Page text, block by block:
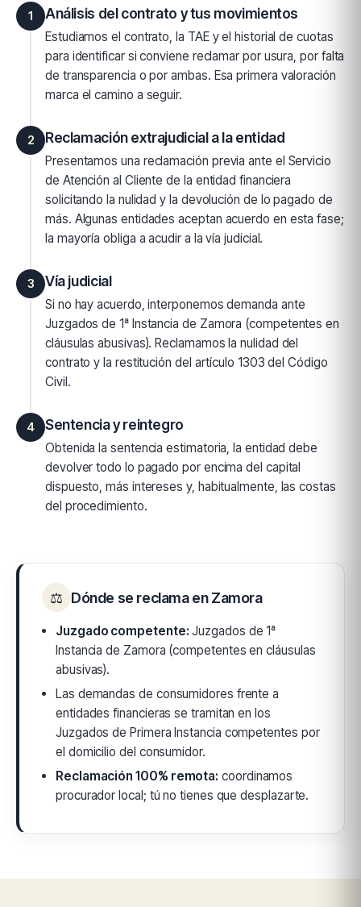
1 Análisis del contrato y tus movimientos
Estudiamos el contrato, la TAE y el historial de cuotas
para identificar si conviene reclamar por usura, por falta
de transparencia o por ambas. Esa primera valoración
marca el camino a seguir.
2 Reclamación extrajudicial a la entidad
Presentamos una reclamación previa ante el Servicio
de Atención al Cliente de la entidad financiera
solicitando la nulidad y la devolución de lo pagado de
más. Algunas entidades aceptan acuerdo en esta fase;
la mayoría obliga a acudir a la vía judicial.
3 Vía judicial
Si no hay acuerdo, interponemos demanda ante
Juzgados de 1ª Instancia de Zamora (competentes en
cláusulas abusivas). Reclamamos la nulidad del
contrato y la restitución del artículo 1303 del Código
Civil.
4 Sentencia y reintegro
Obtenida la sentencia estimatoria, la entidad debe
devolver todo lo pagado por encima del capital
dispuesto, más intereses y, habitualmente, las costas
del procedimiento.
⚖ Dónde se reclama en Zamora
Juzgado competente: Juzgados de 1ª
Instancia de Zamora (competentes en cláusulas
abusivas).
Las demandas de consumidores frente a
entidades financieras se tramitan en los
Juzgados de Primera Instancia competentes por
el domicilio del consumidor.
Reclamación 100% remota: coordinamos
procurador local; tú no tienes que desplazarte.